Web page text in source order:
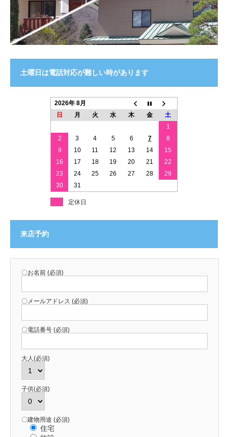
土曜日は電話対応が難しい時があります
2026年 8月
日
月 火 水 木 金
土
1
2
3 4 5 6 7
8
9
10 11 12 13 14
15
16
17 18 19 20 21
22
23
24 25 26 27 28
29
30
31
定休日
来店予約
〇お名前 (必須)
〇メールアドレス (必須)
〇電話番号 (必須)
大人(必須)
子供(必須)
〇建物用途 (必須)
住宅